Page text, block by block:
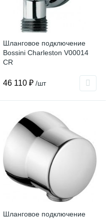
Шланговое подключение
Bossini Charleston V00014
CR
46 110 ₽ /шт
Шланговое подключение